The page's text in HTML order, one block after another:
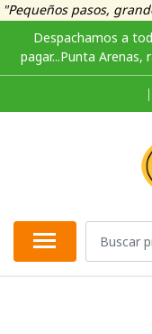
"Pequeños pasos,
Despachamos a
pagar...Punta Arenas,
|